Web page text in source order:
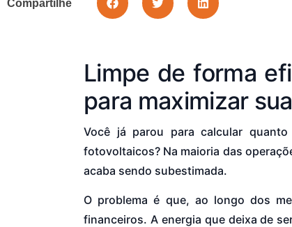
Compartilhe
Limpe de forma
para maximizar
Você já parou para calcular
fotovoltaicos? Na maioria das
acaba sendo subestimada.
O problema é que, ao longo dos
financeiros. A energia que deixa de